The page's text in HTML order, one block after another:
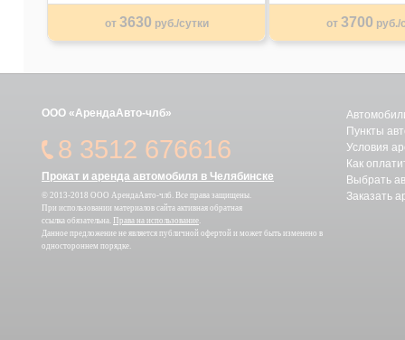
от 3630 руб./сутки от 3700 руб./
ООО «АрендаАвто-члб»
8 3512 676616
Прокат и аренда автомобиля в Челябинске
© 2013-2018 ООО АрендаАвто-члб. Все права защищены.
При использовании материалов сайта активная обратная
ссылка обязательна. Права на использование.
Данное предложение не является публичной офертой и может быть изменено в
одностороннем порядке.
Пункты
Условия
Как
Выбрать
Заказать